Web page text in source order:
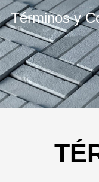
Términos y